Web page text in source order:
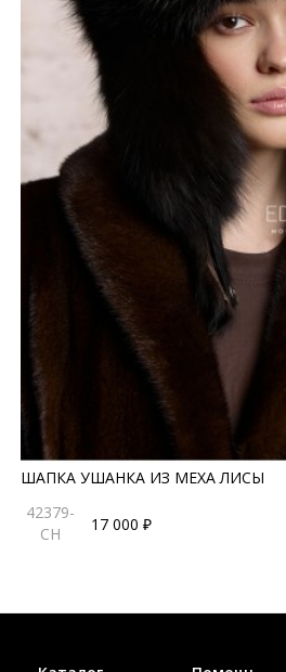
ШАПКА УШАНКА ИЗ МЕХА ЛИСЫ
42379-
CH
17 000 ₽